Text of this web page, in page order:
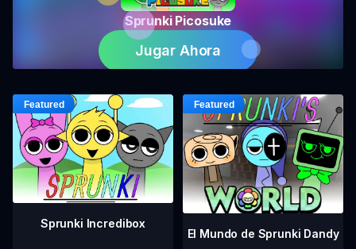
Sprunki Picosuke
Jugar Ahora
Sprunki Incredibox
El Mundo de Sprunki Dandy